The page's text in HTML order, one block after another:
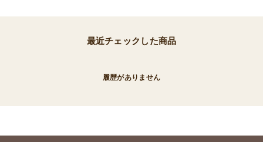
最近チェックした商品
履歴がありません